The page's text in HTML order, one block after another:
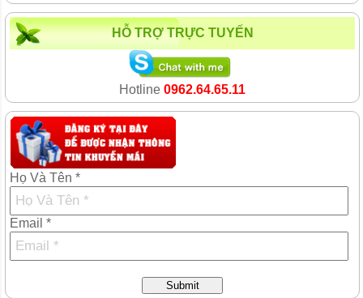
HỖ TRỢ TRỰC TUYẾN
Hotline 0962.64.65.11
Họ Và Tên *
Email *
Submit